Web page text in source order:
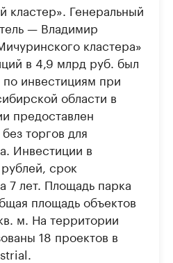
Генеральный
— Владимир
кластера»
в 4,9 млрд руб. был
инвестициям при
области в
предоставлен
торгов для
Инвестиции в
срок
7 лет. Площадь парка
площадь объектов
м. На территории
18 проектов в